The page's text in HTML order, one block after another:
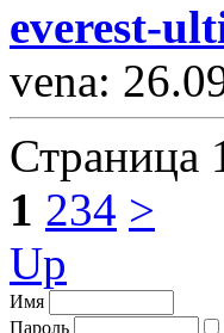
everest-
vena:
Страница
1 234 >
Up
Имя
Пароль